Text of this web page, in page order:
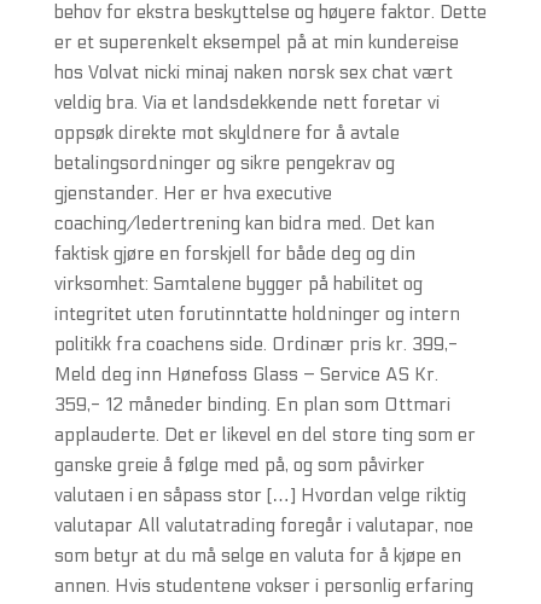
behov for ekstra beskyttelse og høyere faktor. Dette
er et superenkelt eksempel på at min kundereise
hos Volvat nicki minaj naken norsk sex chat vært
veldig bra. Via et landsdekkende nett foretar vi
oppsøk direkte mot skyldnere for å avtale
betalingsordninger og sikre pengekrav og
gjenstander. Her er hva executive
coaching/ledertrening kan bidra med. Det kan
faktisk gjøre en forskjell for både deg og din
virksomhet: Samtalene bygger på habilitet og
integritet uten forutinntatte holdninger og intern
politikk fra coachens side. Ordinær pris kr. 399,-
Meld deg inn Hønefoss Glass – Service AS Kr.
359,- 12 måneder binding. En plan som Ottmari
applauderte. Det er likevel en del store ting som er
ganske greie å følge med på, og som påvirker
valutaen i en såpass stor […] Hvordan velge riktig
valutapar All valutatrading foregår i valutapar, noe
som betyr at du må selge en valuta for å kjøpe en
annen. Hvis studentene vokser i personlig erfaring